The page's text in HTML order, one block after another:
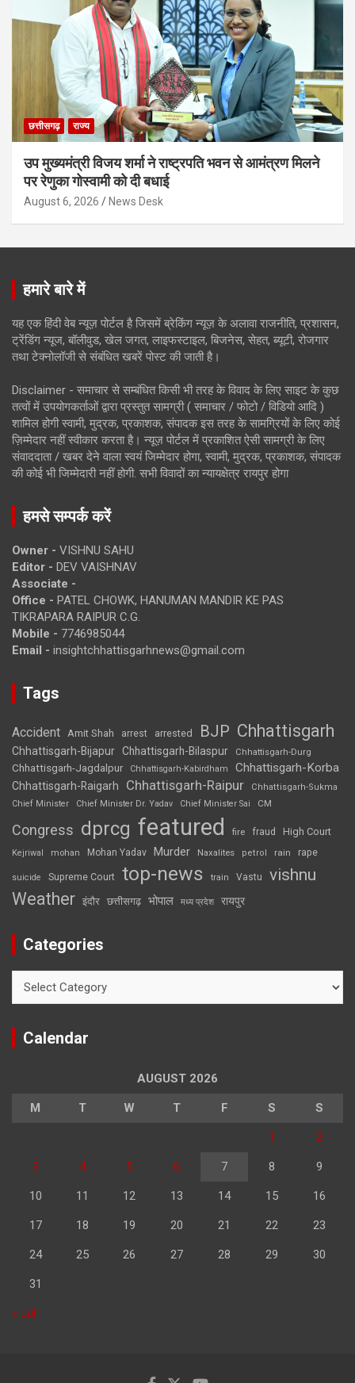
छत्तीसगढ़ राज्य
उप मुख्यमंत्री विजय शर्मा ने राष्ट्रपति भवन से आमंत्रण मिलने
पर रेणुका गोस्वामी को दी बधाई
August 6, 2026 News Desk
हमारे बारे में
यह एक हिंदी वेब न्यूज़ पोर्टल है जिसमें ब्रेकिंग न्यूज़ के अलावा राजनीति, प्रशासन,
ट्रेंडिंग न्यूज, बॉलीवुड, खेल जगत, लाइफस्टाइल, बिजनेस, सेहत, ब्यूटी, रोजगार
तथा टेक्नोलॉजी से संबंधित खबरें पोस्ट की जाती है।
Disclaimer - समाचार से सम्बंधित किसी भी तरह के विवाद के लिए साइट के कुछ
तत्वों में उपयोगकर्ताओं द्वारा प्रस्तुत सामग्री ( समाचार / फोटो / विडियो आदि )
शामिल होगी स्वामी, मुद्रक, प्रकाशक, संपादक इस तरह के सामग्रियों के लिए कोई
ज़िम्मेदार नहीं स्वीकार करता है। न्यूज़ पोर्टल में प्रकाशित ऐसी सामग्री के लिए
संवाददाता / खबर देने वाला स्वयं जिम्मेदार होगा, स्वामी, मुद्रक, प्रकाशक, संपादक
की कोई भी जिम्मेदारी नहीं होगी. सभी विवादों का न्यायक्षेत्र रायपुर होगा
हमसे सम्पर्क करें
Owner - VISHNU SAHU
Editor - DEV VAISHNAV
Associate -
Office - PATEL CHOWK, HANUMAN MANDIR KE PAS
TIKRAPARA RAIPUR C.G.
Mobile - 7746985044
Email - insightchhattisgarhnews@gmail.com
Tags
Accident Amit Shah arrest arrested BJP Chhattisgarh
Chhattisgarh-Bijapur Chhattisgarh-Bilaspur Chhattisgarh-Durg
Chhattisgarh-Jagdalpur Chhattisgarh-Kabirdham Chhattisgarh-Korba
Chhattisgarh-Raigarh Chhattisgarh-Raipur
Chhattisgarh-Sukma
Chief Minister
Chief Minister Dr. Yadav Chief Minister Sai CM
Congress dprcg featured fire fraud High Court
Kejriwal mohan Mohan Yadav Murder Naxalites petrol rain rape
suicide Supreme Court top-news train Vastu vishnu
Weather इंदौर छत्तीसगढ़ भोपाल मध्य प्रदेश रायपुर
Categories
Calendar
AUGUST 2026
M T W T F S S
1 2
3 4 5 6 7 8 9
10 11 12 13 14 15 16
17 18 19 20 21 22 23
24 25 26 27 28 29 30
31
« Jul